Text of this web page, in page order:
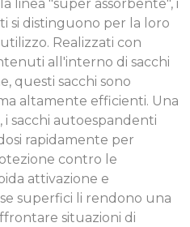
linea "super assorbente", i
si distinguono per la loro
Realizzati con
all'interno di sacchi
questi sacchi sono
altamente efficienti. Una
i sacchi autoespandenti
rapidamente per
contro le
attivazione e
superfici li rendono una
situazioni di